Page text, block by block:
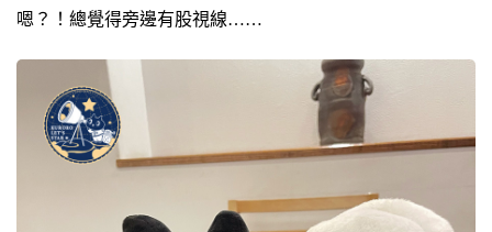
嗯？！總覺得旁邊有股視線……